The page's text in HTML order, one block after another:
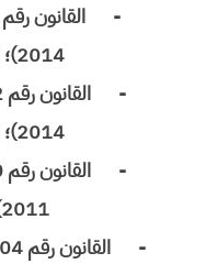
-
2014)؛ الجريدة الرسمية عدد 6291 بتاريخ 19 ذو القعدة 1435 (15 سبتمبر 2014)، ص 6882؛
-
2014)؛ الجريدة الرسمية عدد 6290 بتاريخ 15 ذو القعدة 1435 (11 سبتمبر 2014)، ص 6810؛
-
2011)؛ الجريدة الرسمية عدد 5984 بتاريخ 8 ذو القعدة 1432 (6 أكتوبر 2011)، ص 4930؛
-